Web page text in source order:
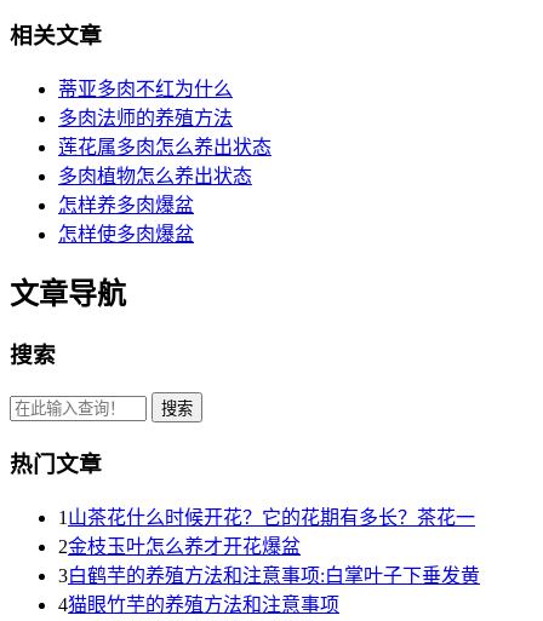
相关文章
蒂亚多肉不红为什么
多肉法师的养殖方法
莲花属多肉怎么养出状态
多肉植物怎么养出状态
怎样养多肉爆盆
怎样使多肉爆盆
文章导航
搜索
热门文章
1 山茶花什么时候开花？它的花期有多长？茶花一
2金枝玉叶怎么养才开花爆盆
3白鹤芋的养殖方法和注意事项:白掌叶子下垂发黄
4猫眼竹芋的养殖方法和注意事项